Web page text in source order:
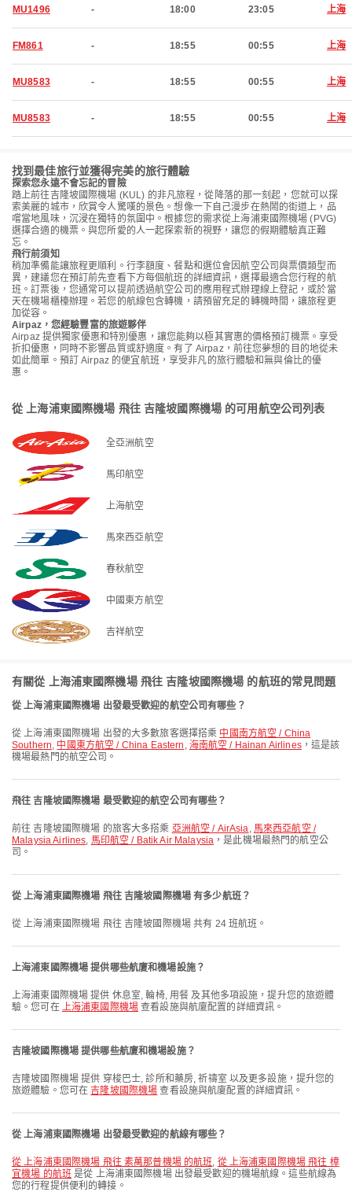
MU1496 - 18:00 23:05 上海
FM861 - 18:55 00:55 上海
MU8583 - 18:55 00:55 上海
MU8583 - 18:55 00:55 上海
找到最佳旅行並獲得完美的旅行體驗
探索您永遠不會忘記的冒險
踏上前往吉隆坡國際機場 (KUL) 的非凡旅程，從降落的那一刻起，您就可以探
索美麗的城市，欣賞令人驚嘆的景色。想像一下自己漫步在熱鬧的街道上，品
嚐當地風味，沉浸在獨特的氛圍中。根據您的需求從上海浦東國際機場 (PVG)
選擇合適的機票。與您所愛的人一起探索新的視野，讓您的假期體驗真正難
忘。
飛行前須知
稍加準備能讓旅程更順利。行李額度、餐點和選位會因航空公司與票價類型而
異，建議您在預訂前先查看下方每個航班的詳細資訊，選擇最適合您行程的航
班。訂票後，您通常可以提前透過航空公司的應用程式辦理線上登記，或於當
天在機場櫃檯辦理。若您的航線包含轉機，請預留充足的轉機時間，讓旅程更
加從容。
Airpaz，您經驗豐富的旅遊夥伴
Airpaz 提供獨家優惠和特別優惠，讓您能夠以極其實惠的價格預訂機票。享受
折扣優惠，同時不影響品質或舒適度。有了 Airpaz，前往您夢想的目的地從未
如此簡單。預訂 Airpaz 的便宜航班，享受非凡的旅行體驗和無與倫比的優
惠。
從 上海浦東國際機場 飛往 吉隆坡國際機場 的可用航空公司列表
全亞洲航空
馬印航空
上海航空
馬來西亞航空
春秋航空
中國東方航空
吉祥航空
有關從 上海浦東國際機場 飛往 吉隆坡國際機場 的航班的常見問題
從 上海浦東國際機場 出發最受歡迎的航空公司有哪些？
從 上海浦東國際機場 出發的大多數旅客選擇搭乘 中國南方航空 / China
Southern, 中國東方航空 / China Eastern , 海南航空 / Hainan Airlines，這是該
機場最熱門的航空公司。
飛往 吉隆坡國際機場 最受歡迎的航空公司有哪些？
前往 吉隆坡國際機場 的旅客大多搭乘 亞洲航空 / AirAsia, 馬來西亞航空 /
Malaysia Airlines, 馬印航空 / Batik Air Malaysia ，是此機場最熱門的航空公
司。
從 上海浦東國際機場 飛往 吉隆坡國際機場 有多少航班？
從 上海浦東國際機場 飛往 吉隆坡國際機場 共有 24 班航班。
上海浦東國際機場 提供哪些航廈和機場設施？
上海浦東國際機場 提供 休息室, 輪椅, 用餐 及其他多項設施，提升您的旅遊體
驗。您可在 上海浦東國際機場查看設施與航廈配置的詳細資訊。
吉隆坡國際機場 提供哪些航廈和機場設施？
吉隆坡國際機場 提供 穿梭巴士, 診所和藥房, 祈禱室 以及更多設施，提升您的
旅遊體驗。您可在吉隆坡國際機場 查看設施與航廈配置的詳細資訊。
從 上海浦東國際機場 出發最受歡迎的航線有哪些？
從 上海浦東國際機場 飛往 素萬那普機場 的航班, 從 上海浦東國際機場 飛往 樟
宜機場 的航班 是從 上海浦東國際機場 出發最受歡迎的機場航線。這些航線為
您的行程提供便利的轉接。